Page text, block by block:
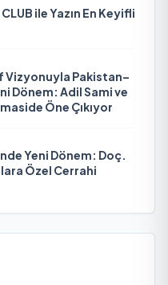
ile Yazın En Keyifli
Vizyonuyla Pakistan–
Dönem: Adil Sami ve
Öne Çıkıyor
Yeni Dönem: Doç.
Özel Cerrahi